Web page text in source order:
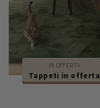
IN OFFERTA
Tappeti in offerta